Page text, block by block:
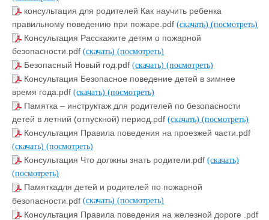
консультация для родителей Как научить ребенка
правильному поведению при пожаре.pdf (скачать) (посмотреть)
Консультация Расскажите детям о пожарной
безопасности.pdf (скачать) (посмотреть)
Безопасный Новый год.pdf (скачать) (посмотреть)
Консультация Безопасное поведение детей в зимнее
время года.pdf (скачать) (посмотреть)
Памятка – инструктаж для родителей по безопасности
детей в летний (отпускной) период.pdf (скачать) (посмотреть)
Консультация Правила поведения на проезжей части.pdf
(скачать) (посмотреть)
Консультация Что должны знать родители.pdf (скачать)
(посмотреть)
Памяткадля детей и родителей по пожарной
безопасности.pdf (скачать) (посмотреть)
Консультация Правила поведения на железной дороге .pdf